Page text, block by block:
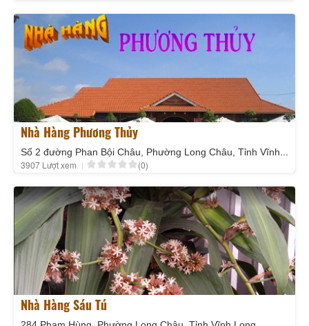
Nhà Hàng Phương Thủy
Số 2 đường Phan Bội Châu, Phường Long Châu, Tỉnh Vĩnh Long
3907 Lượt xem
(0)
Nhà Hàng Sáu Tú